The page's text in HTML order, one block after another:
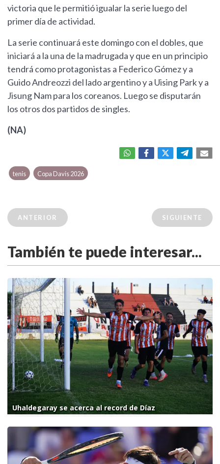
victoria que le permitió igualar la serie luego del
primer día de actividad.
La serie continuará este domingo con el dobles, que
iniciará a la una de la madrugada y que en un principio
tendrá como protagonistas a Federico Gómez y a
Guido Andreozzi del lado argentino y a Uising Park y a
Jisung Nam para los coreanos. Luego se disputarán
los otros dos partidos de singles.
(NA)
tenis Copa Davis 2026
ANTERIOR SIGUIENTE
También te puede interesar...
Uhaldegaray se acerca al record de Díaz